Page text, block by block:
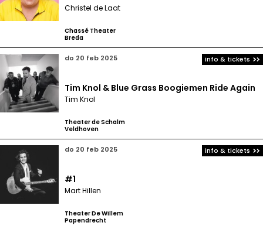
Christel de Laat
Chassé Theater
Breda
do 20 feb 2025
Tim Knol & Blue Grass Boogiemen Ride Again
Tim Knol
Theater de Schalm
Veldhoven
info & tickets
do 20 feb 2025
#1
Mart Hillen
Theater De Willem
Papendrecht
info & tickets